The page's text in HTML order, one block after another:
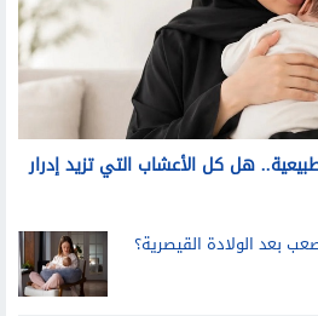
هل كل الأعشاب التي تزيد إدرار
بعد الولادة القيصرية؟